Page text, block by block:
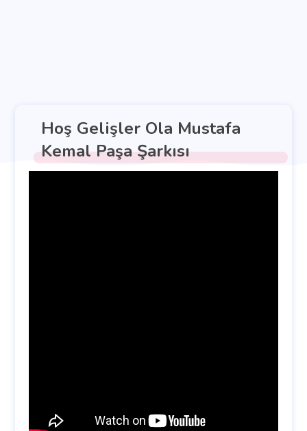
Hoş Gelişler Ola Mustafa
Kemal Paşa Şarkısı